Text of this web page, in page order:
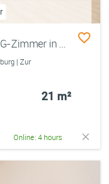
21 qm großes unmöbliertes WG-Zimmer in Wohnung zum 01.11. zentral in Hamburg-Harburg
| Zur
21 m²
Online: 4 hours